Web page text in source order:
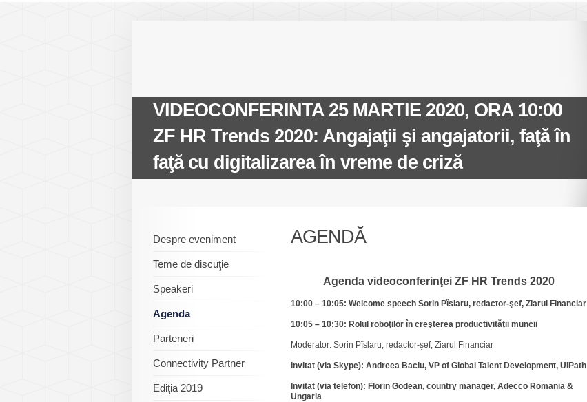
VIDEOCONFERINTA 25 MARTIE 2020, ORA 10:00
ZF HR Trends 2020: Angajaţii şi angajatorii, faţă în
faţă cu digitalizarea în vreme de criză
Despre eveniment
Teme de discuţie
Speakeri
Agenda
Parteneri
Connectivity Partner
Ediţia 2019
AGENDĂ
Agenda videoconferinţei ZF HR Trends 2020
10:00 – 10:05: Welcome speech Sorin Pîslaru, redactor-şef, Ziarul Financiar
10:05 – 10:30: Rolul roboţilor în creşterea productivităţii muncii
Moderator: Sorin Pîslaru, redactor-şef, Ziarul Financiar
Invitat (via Skype): Andreea Baciu, VP of Global Talent Development, UiPath
Invitat (via telefon): Florin Godean, country manager, Adecco Romania &
Ungaria